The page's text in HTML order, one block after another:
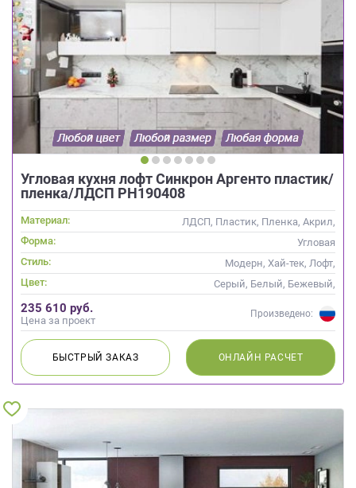
Угловая кухня лофт Синкрон Аргенто пластик/
пленка/ЛДСП РН190408
Материал:
ЛДСП, Пластик, Пленка, Акрил,
Alvic / УФ лак,
Интегрированная ручка
Форма:
Угловая
Стиль:
Модерн, Хай-тек, Лофт,
Современные
Цвет:
Серый, Белый, Бежевый,
Капучино, Кремовый
235 610 руб.
Цена за проект
Произведено:
БЫСТРЫЙЗАКАЗ ОНЛАЙН РАСЧЕТ